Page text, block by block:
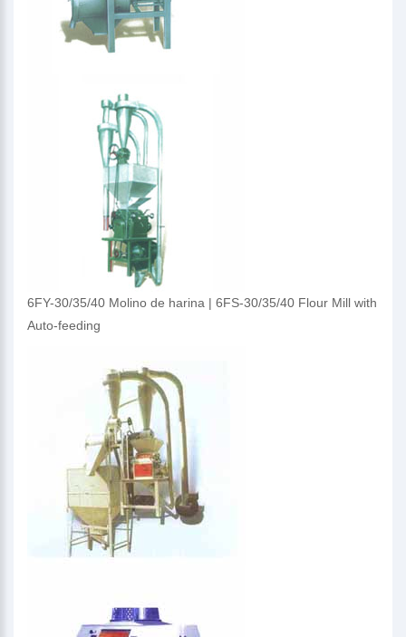
6FY-30/35/40 Molino de harina | 6FS-30/35/40 Flour Mill with
Auto-feeding